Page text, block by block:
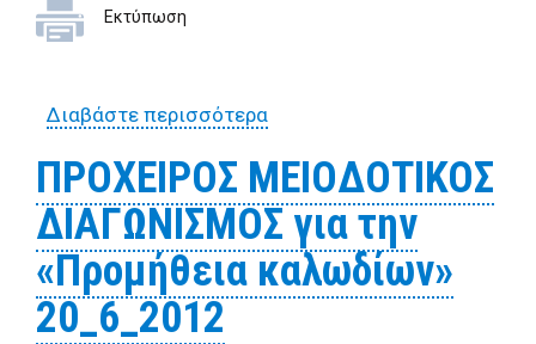
Εκτύπωση
Διαβάστε περισσότεραγια ΠΡΟΧΕΙΡΟΣ
ΔΙΑΓΩΝΙΣΜΟΣ για την
"Προμήθεια ηλεκτρολογικών
υλικών" 20_6_2012
ΠΡΟΧΕΙΡΟΣ ΜΕΙΟΔΟΤΙΚΟΣ
ΔΙΑΓΩΝΙΣΜΟΣ για την
«Προμήθεια καλωδίων»
20_6_2012